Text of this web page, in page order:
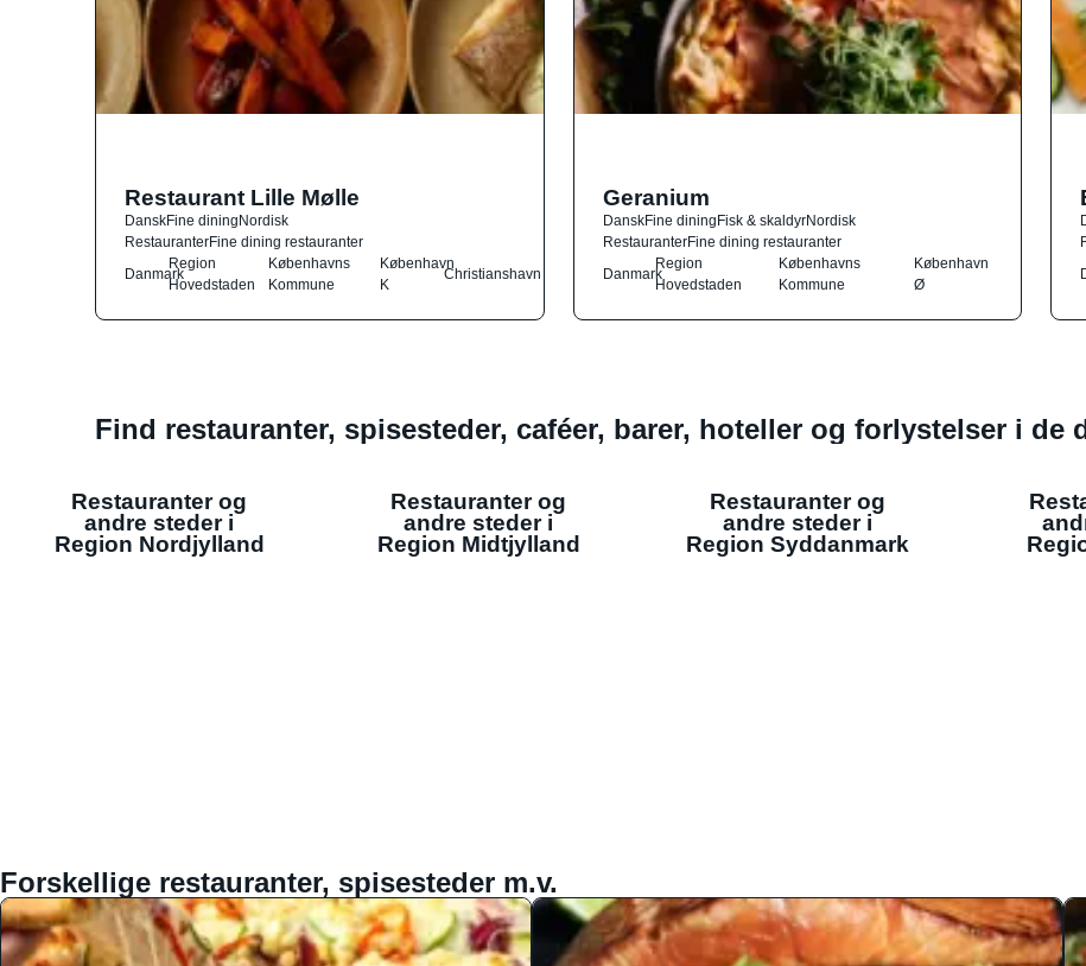
Restaurant Lille Mølle
DanskFine diningNordisk
RestauranterFine dining restauranter
Danmark
Region
Hovedstaden
Københavns
Kommune
København
K
Christianshavn
Geranium
DanskFine diningFisk & skaldyrNordisk
RestauranterFine dining restauranter
Danmark
Region
Hovedstaden
Københavns
Kommune
København
Ø
Find restauranter, spisesteder, caféer, barer, hoteller og forlystelser i de
Restauranter og
andre steder i
Region Nordjylland
Restauranter og
andre steder i
Region Midtjylland
Restauranter og
andre steder i
Region Syddanmark
Forskellige restauranter, spisesteder m.v.